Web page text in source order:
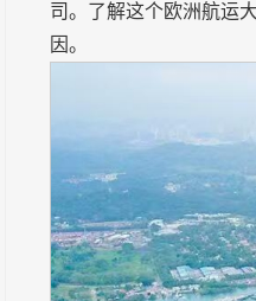
司。了解这个欧洲航运
因。